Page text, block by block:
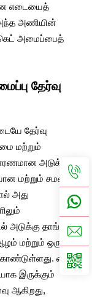
எடையைத்
அணியின்
அமைப்பைத்
தேர்வு
தேர்வு
மற்றும்
அடுக்கு
மற்றும் சமனாக
அது
அடுக்கு தாங்கிய
மற்றும் ஒரு
டைல்
இருக்கும்
ஆகிறது,